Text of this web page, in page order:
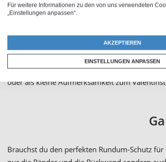
Du möchtest Handyhüllen selbst gestalten
,
und mit eigenem Foto oder Namen
Familienfoto oder ein süßes Bild von deinem
individuelle Galaxy Note 20 Ultra 5G
oder als kleine Aufmerksamkeit zum
Brauchst du den perfekten Rundum-Schutz
Für weitere Informationen zu den von uns verwendeten
„Einstellungen anpassen“.
AKZEPTIEREN
EINSTELLUNGEN ANPASSEN